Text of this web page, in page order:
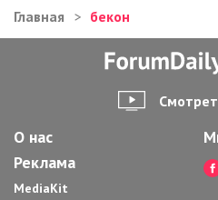
ИММИГРАЦИЯ В США
АВТОРСКИЕ КОЛОНКИ
Главная бекон
О нас
Реклама
MediaKit